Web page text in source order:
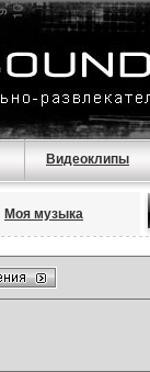
Видеоклипы
Моя музыка